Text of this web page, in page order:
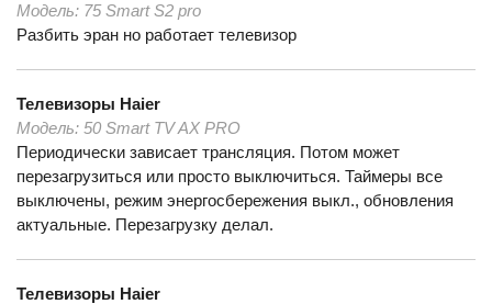
Модель: 75 Smart S2 pro
Разбить эран но работает телевизор
Телевизоры Haier
Модель: 50 Smart TV AX PRO
Периодически зависает трансляция. Потом может
перезагрузиться или просто выключиться. Таймеры все
выключены, режим энергосбережения выкл., обновления
актуальные. Перезагрузку делал.
Телевизоры Haier